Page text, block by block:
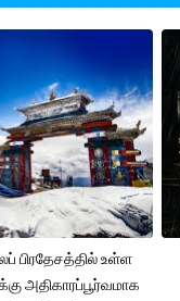
பிரதேசத்தில் உள்ள
அதிகாரப்பூர்வமாக